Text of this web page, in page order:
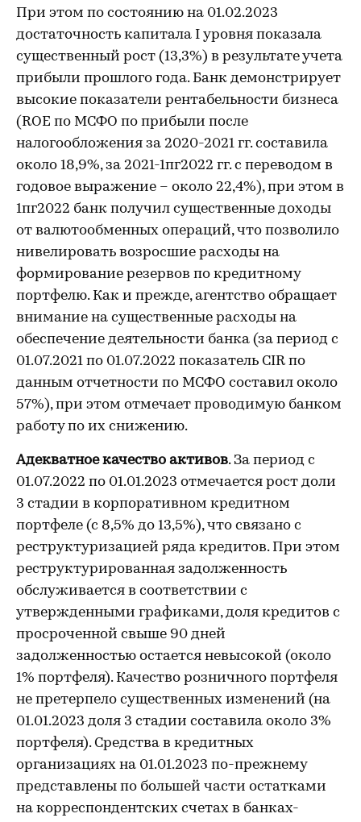
При этом по состоянию на 01.02.2023
достаточность капитала I уровня показала
существенный рост (13,3%) в результате учета
прибыли прошлого года. Банк демонстрирует
высокие показатели рентабельности бизнеса
(ROE по МСФО по прибыли после
налогообложения за 2020-2021 гг. составила
около 18,9%, за 2021-1пг2022 гг. с переводом в
годовое выражение – около 22,4%), при этом в
1пг2022 банк получил существенные доходы
от валютообменных операций, что позволило
нивелировать возросшие расходы на
формирование резервов по кредитному
портфелю. Как и прежде, агентство обращает
внимание на существенные расходы на
обеспечение деятельности банка (за период с
01.07.2021 по 01.07.2022 показатель CIR по
данным отчетности по МСФО составил около
57%), при этом отмечает проводимую банком
работу по их снижению.
Адекватное качество активов. За период с
01.07.2022 по 01.01.2023 отмечается рост доли
3 стадии в корпоративном кредитном
портфеле (с 8,5% до 13,5%), что связано с
реструктуризацией ряда кредитов. При этом
реструктурированная задолженность
обслуживается в соответствии с
утвержденными графиками, доля кредитов с
просроченной свыше 90 дней
задолженностью остается невысокой (около
1% портфеля). Качество розничного портфеля
не претерпело существенных изменений (на
01.01.2023 доля 3 стадии составила около 3%
портфеля). Средства в кредитных
организациях на 01.01.2023 по-прежнему
представлены по большей части остатками
на корреспондентских счетах в банках-